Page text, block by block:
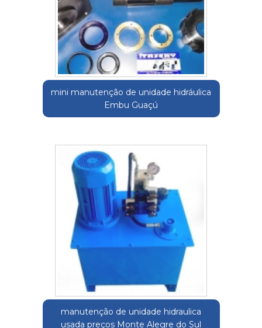
mini manutenção de unidade hidráulica
Embu Guaçú
manutenção de unidade hidraulica
usada preços Monte Alegre do Sul